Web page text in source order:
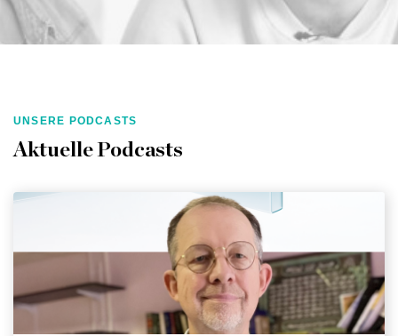
UNSERE PODCASTS
Aktuelle Podcasts